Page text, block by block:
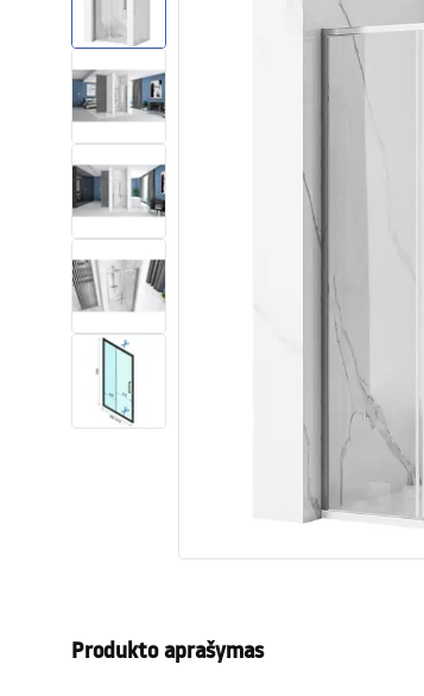
Vonios dušo padėklai
Linijiniai dušo kanalai
Tualetai
Praustuvas
Vonios ir ekranai
Produkto aprašymas